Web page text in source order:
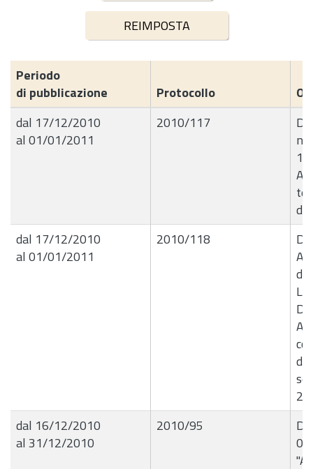
Periodo
di pubblicazione
Protocollo
dal 17/12/2010
al 01/01/2011
2010/117
dal 17/12/2010
al 01/01/2011
2010/118
di
dal 16/12/2010
al 31/12/2010
2010/95